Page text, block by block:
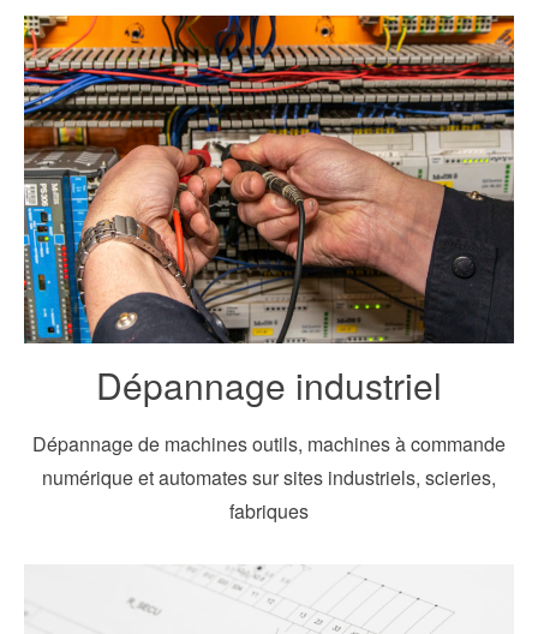
Dépannage industriel
Dépannage de machines outils, machines à commande
numérique et automates sur sites industriels, scieries,
fabriques